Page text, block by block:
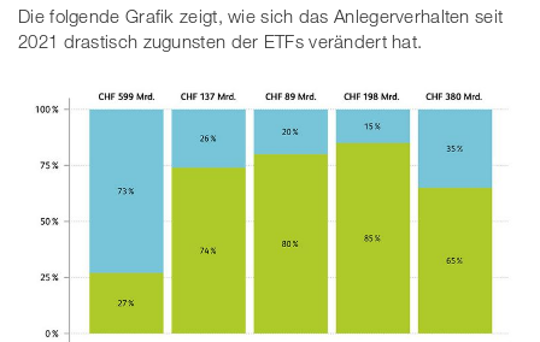
Die folgende Grafik zeigt, wie sich das Anlegerverhalten seit
2021 drastisch zugunsten der ETFs verändert hat.